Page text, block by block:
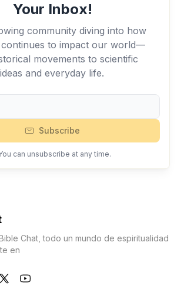
Your Inbox!
community diving into how
continues to impact our world—
movements to scientific
ideas and everyday life.
Subscribe
can unsubscribe at any time.
Chat, todo un mundo de espiritualidad
en